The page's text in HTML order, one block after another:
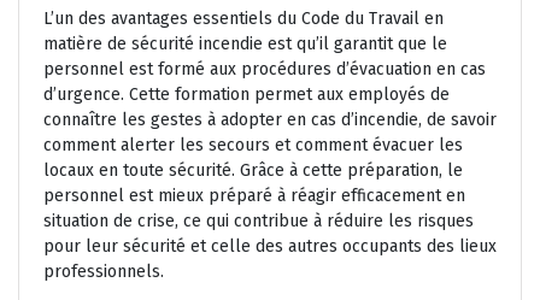
L’un des avantages essentiels du Code du Travail en
matière de sécurité incendie est qu’il garantit que le
personnel est formé aux procédures d’évacuation en cas
d’urgence. Cette formation permet aux employés de
connaître les gestes à adopter en cas d’incendie, de savoir
comment alerter les secours et comment évacuer les
locaux en toute sécurité. Grâce à cette préparation, le
personnel est mieux préparé à réagir efficacement en
situation de crise, ce qui contribue à réduire les risques
pour leur sécurité et celle des autres occupants des lieux
professionnels.